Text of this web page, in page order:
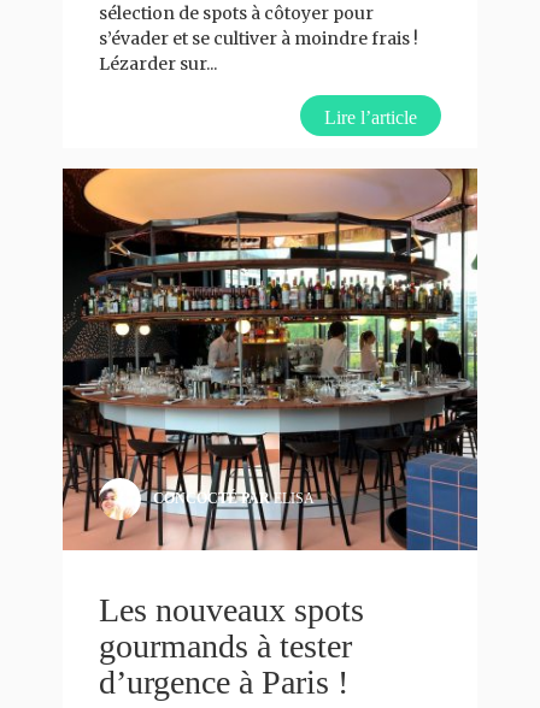
sélection de spots à côtoyer pour
s’évader et se cultiver à moindre frais !
Lézarder sur...
Lire l’article
CONCOCTÉ PARELISA
Les nouveaux spots
gourmands à tester
d’urgence à Paris !